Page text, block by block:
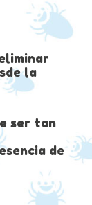
la
ser tan
de